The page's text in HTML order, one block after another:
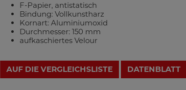
F-Papier, antistatisch
Bindung: Vollkunstharz
Kornart: Aluminiumoxid
Durchmesser: 150 mm
aufkaschiertes Velour
AUF DIE VERGLEICHSLISTE DATENBLATT